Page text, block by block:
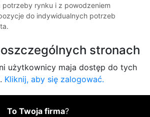
potrzeby rynku i z powodzeniem
do indywidualnych potrzeb
stronach
użytkownicy maja dostęp do tych
Kliknij, aby się zalogować.
To Twoja firma?